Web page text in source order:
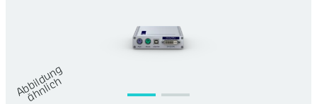
A
b
bi
l
d
u
n
g
ä
h
nli
c
h